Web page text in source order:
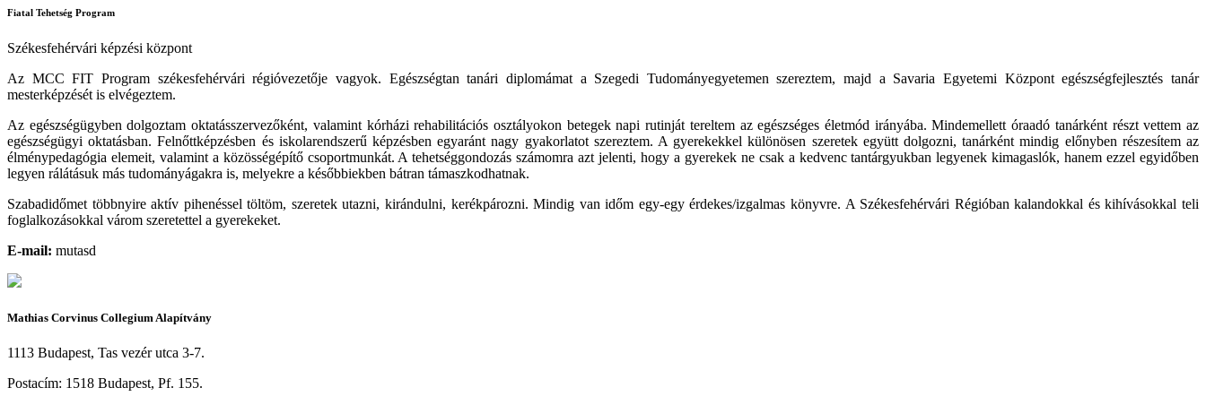
Fiatal Tehetség Program
Székesfehérvári képzési központ
Az MCC FIT Program székesfehérvári régióvezetője vagyok. Egészségtan tanári diplomámat a Szegedi Tudományegyetemen szereztem, majd a Savaria Egyetemi Központ egészségfejlesztés tanár
mesterképzését is elvégeztem.
Az egészségügyben dolgoztam oktatásszervezőként, valamint kórházi rehabilitációs osztályokon betegek napi rutinját tereltem az egészséges életmód irányába. Mindemellett óraadó tanárként részt vettem az
egészségügyi oktatásban. Felnőttképzésben és iskolarendszerű képzésben egyaránt nagy gyakorlatot szereztem. A gyerekekkel különösen szeretek együtt dolgozni, tanárként mindig előnyben részesítem az
élménypedagógia elemeit, valamint a közösségépítő csoportmunkát. A tehetséggondozás számomra azt jelenti, hogy a gyerekek ne csak a kedvenc tantárgyukban legyenek kimagaslók, hanem ezzel egyidőben
legyen rálátásuk más tudományágakra is, melyekre a későbbiekben bátran támaszkodhatnak.
Szabadidőmet többnyire aktív pihenéssel töltöm, szeretek utazni, kirándulni, kerékpározni. Mindig van időm egy-egy érdekes/izgalmas könyvre. A Székesfehérvári Régióban kalandokkal és kihívásokkal teli
foglalkozásokkal várom szeretettel a gyerekeket.
E-mail: mutasd
Mathias Corvinus Collegium Alapítvány
1113 Budapest, Tas vezér utca 3-7.
Postacím: 1518 Budapest, Pf. 155.